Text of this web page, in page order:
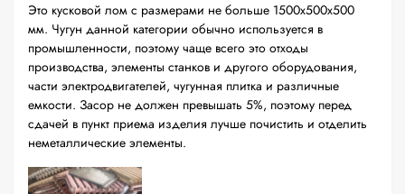
Это кусковой лом с размерами не больше 1500х500х500
мм. Чугун данной категории обычно используется в
промышленности, поэтому чаще всего это отходы
производства, элементы станков и другого оборудования,
части электродвигателей, чугунная плитка и различные
емкости. Засор не должен превышать 5%, поэтому перед
сдачей в пункт приема изделия лучше почистить и отделить
неметаллические элементы.